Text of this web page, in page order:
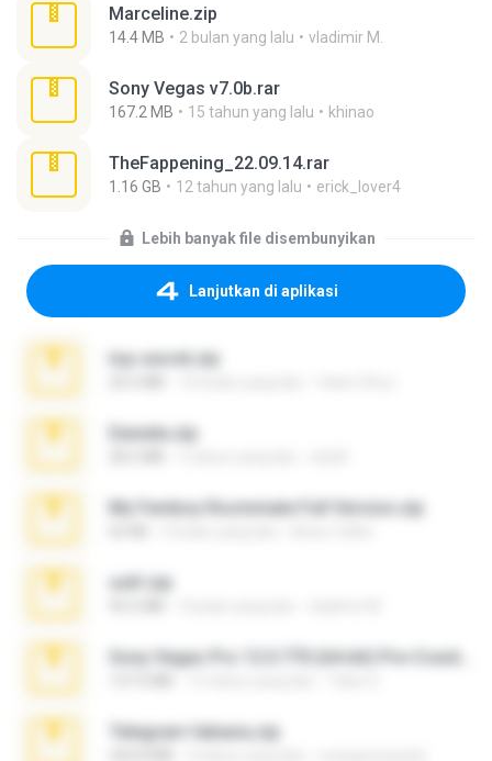
Marceline.zip
14.4 MB 2 bulan yang lalu vladimir M.
Sony Vegas v7.0b.rar
167.2 MB 15 tahun yang lalu khinao
TheFappening_22.09.14.rar
1.16 GB 12 tahun yang lalu erick_lover4
Lebih banyak file disembunyikan
Lanjutkan di aplikasi
top secret.zip
Daniela.zip
My Femboy Roommate Full Version.zip
ouh!.zip
Telegram fabiana.zip